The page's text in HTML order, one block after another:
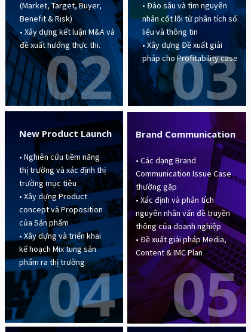
• Nghiên cứu tiềm năng
thị trường và xác định thị
trường mục tiêu
• Xây dựng Product
concept và Proposition
của Sản phẩm
• Xây dựng và triển khai
kế hoạch Mix tung sản
phẩm ra thị trường
New Product Launch
04
(Market, Target, Buyer,
Benefit & Risk)
• Xây dựng kết luận M&A và
đề xuất hướng thực thi.
02
• Đào sâu và tìm nguyên
nhân cốt lõi từ phân tích số
liệu và thông tin
• Xây dựng Đề xuất giải
pháp cho Profitability case
03
• Các dạng Brand
Communication Issue Case
thường gặp
• Xác định và phân tích
nguyên nhân vấn đề truyền
thông của doanh nghiệp
• Đề xuất giải pháp Media,
Content & IMC Plan
Brand Communication
05